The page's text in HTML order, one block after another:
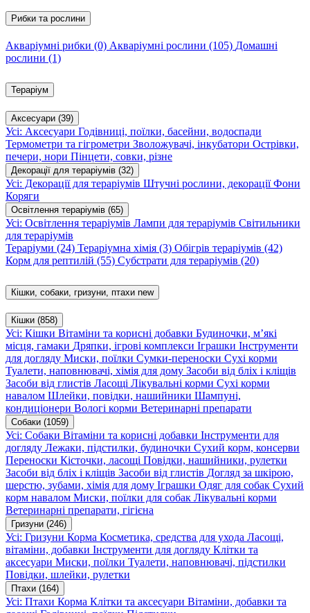
Рибки та рослини
Акваріумні рибки (0) Акваріумні рослини (105) Домашні
рослини (1)
Тераріум
Аксесуари (39)
Усі: Аксесуари Годівниці, поїлки, басейни, водоспади
Термометри та гігрометри Зволожувачі, інкубатори Острівки,
печери, нори Пінцети, совки, різне
Декорації для тераріумів (32)
Усі: Декорації для тераріумів Штучні рослини, декораціїФони
Коряги
Освітлення тераріумів (65)
Усі: Освітлення тераріумів Лампи для тераріумів Світильники
для тераріумів
Тераріуми (24) Тераріумна хімія (3) Обігрів тераріумів (42)
Корм для рептилій (55) Субстрати для тераріумів (20)
Кішки, собаки, гризуни, птахи new
Кішки (858)
Усі: Кішки Вітаміни та корисні добавки Будиночки, м’які
місця, гамаки Дряпки, ігрові комплекси Іграшки Інструменти
для догляду Миски, поїлки Сумки-переноски Сухі корми
Туалети, наповнювачі, хімія для дому Засоби від бліх і кліщів
Засоби від глистів Ласощі Лікувальні корми Сухі корми
навалом Шлейки, повідки, нашийники Шампуні,
кондиціонери Вологі корми Ветеринарні препарати
Собаки (1059)
Усі: Собаки Вітаміни та корисні добавки Інструменти для
догляду Лежаки, підстилки, будиночки Сухий корм, консерви
Переноски Кісточки, ласощі Повідки, нашийники, рулетки
Засоби від бліх і кліщів Засоби від глистів Догляд за шкірою,
шерстю, зубами, хімія для дому Іграшки Одяг для собак Сухий
корм навалом Миски, поїлки для собак Лікувальні корми
Ветеринарні препарати, гігієна
Гризуни (246)
Усі: Гризуни Корма Косметика, средства для ухода Ласощі,
вітаміни, добавки Інструменти для догляду Клітки та
аксесуари Миски, поїлки Туалети, наповнювачі, підстилки
Повідки, шлейки, рулетки
Птахи (164)
Усі: Птахи Корма Клітки та аксесуари Вітаміни, добавки та